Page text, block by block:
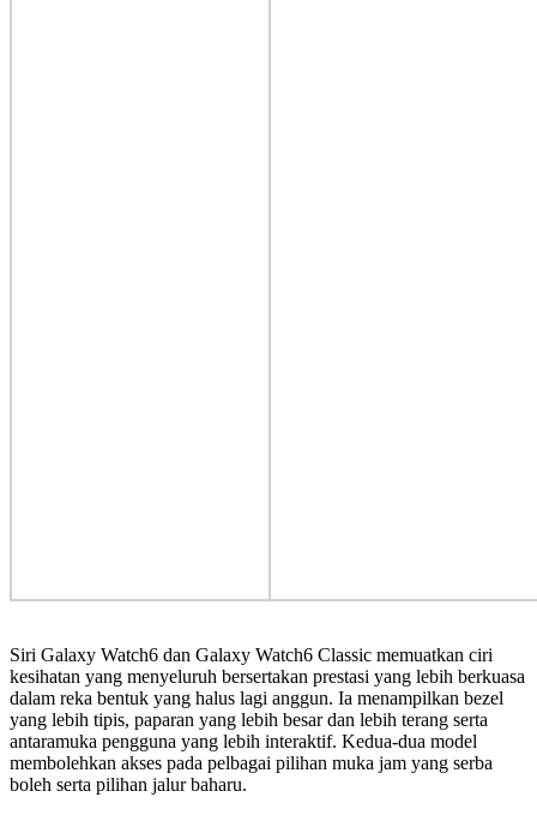
Siri Galaxy Watch6 dan Galaxy Watch6 Classic memuatkan ciri
kesihatan yang menyeluruh bersertakan prestasi yang lebih berkuasa
dalam reka bentuk yang halus lagi anggun. Ia menampilkan bezel
yang lebih tipis, paparan yang lebih besar dan lebih terang serta
antaramuka pengguna yang lebih interaktif. Kedua-dua model
membolehkan akses pada pelbagai pilihan muka jam yang serba
boleh serta pilihan jalur baharu.